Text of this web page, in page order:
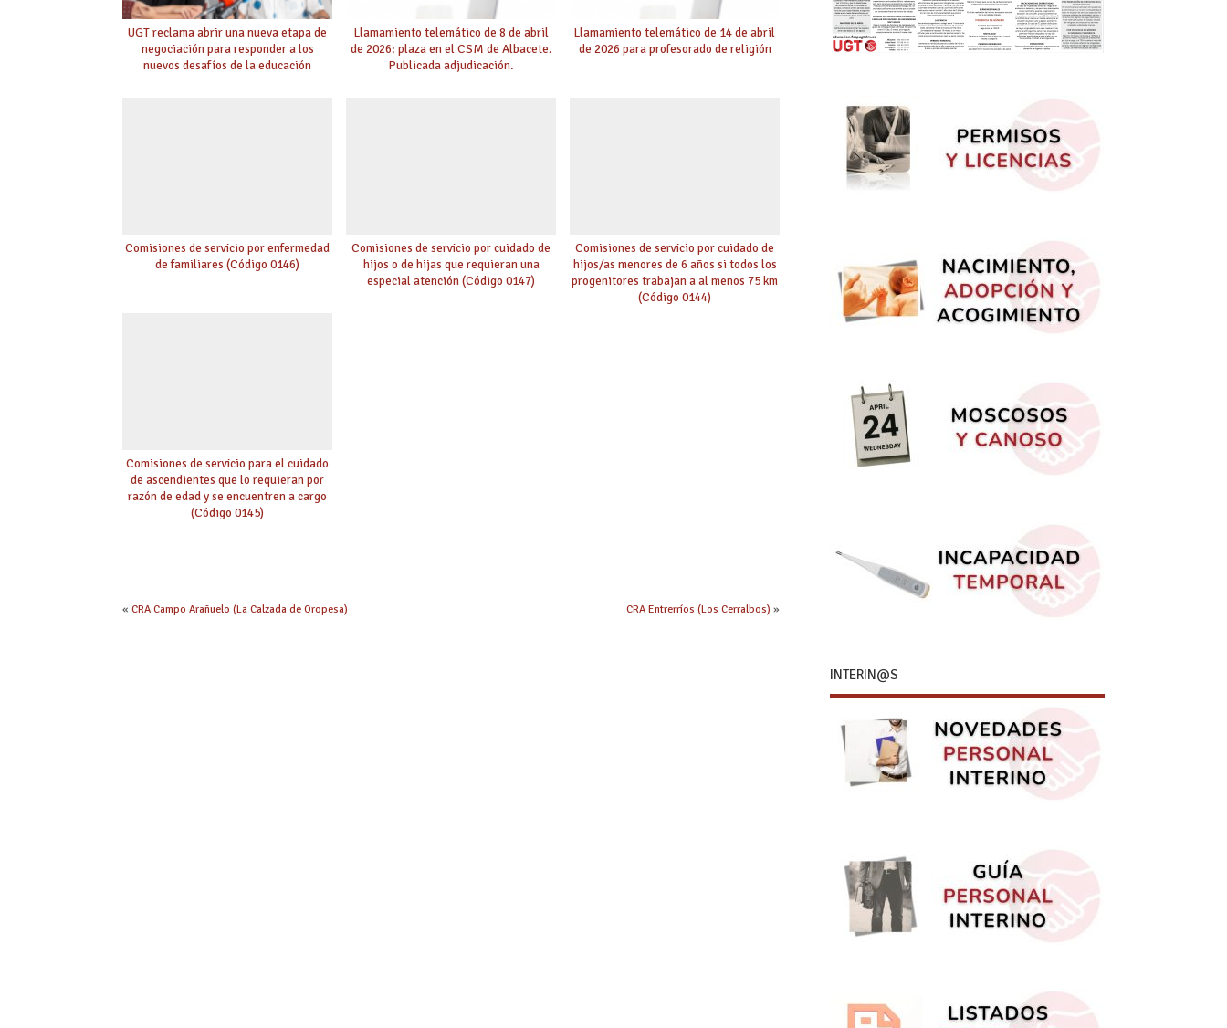
UGT reclama abrir una nueva etapa de
negociación para responder a los
nuevos desafíos de la educación
Llamamiento telemático de 8 de abril
de 2026: plaza en el CSM de Albacete.
Publicada adjudicación.
Llamamiento telemático de 14 de abril
de 2026 para profesorado de religión
Comisiones de servicio por enfermedad
de familiares (Código 0146)
Comisiones de servicio por cuidado de
hijos o de hijas que requieran una
especial atención (Código 0147)
Comisiones de servicio por cuidado de
hijos/as menores de 6 años si todos los
progenitores trabajan a al menos 75 km
(Código 0144)
Comisiones de servicio para el cuidado
de ascendientes que lo requieran por
razón de edad y se encuentren a cargo
(Código 0145)
«CRA Campo Arañuelo (La Calzada de Oropesa) CRA Entrerríos (Los Cerralbos) »
INTERIN@S